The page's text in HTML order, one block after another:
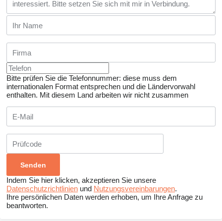
Bitte prüfen Sie die Telefonnummer: diese muss dem
internationalen Format entsprechen und die Ländervorwahl
enthalten. Mit diesem Land arbeiten wir nicht zusammen
Indem Sie hier klicken, akzeptieren Sie unsere
Datenschutzrichtlinien und Nutzungsvereinbarungen.
Ihre persönlichen Daten werden erhoben, um Ihre Anfrage zu
beantworten.